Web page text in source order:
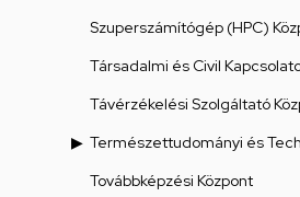
Szuperszámítógép (HPC)
Társadalmi és Civil
Távérzékelési Szolgáltató
Természettudományi és
Továbbképzési Központ